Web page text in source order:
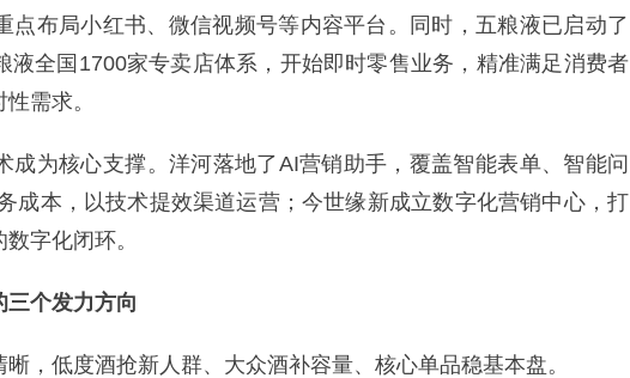
点布局小红书、微信视频号等内容平台。同时，五粮液已启动了
液全国1700家专卖店体系，开始即时零售业务，精准满足消费者
需求。
成为核心支撑。洋河落地了AI营销助手，覆盖智能表单、智能问
成本，以技术提效渠道运营；今世缘新成立数字化营销中心，打
字化闭环。
个发力方向
，低度酒抢新人群、大众酒补容量、核心单品稳基本盘。